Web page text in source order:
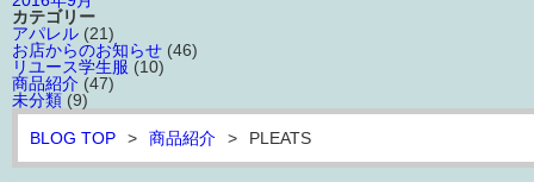
カテゴリー
アパレル (21)
お店からのお知らせ (46)
リユース学生服 (10)
商品紹介 (47)
未分類 (9)
BLOG TOP
> 商品紹介 > PLEATS